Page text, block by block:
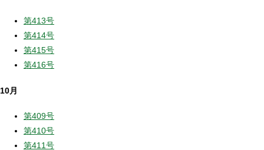
第413号
第414号
第415号
第416号
10月
第409号
第410号
第411号